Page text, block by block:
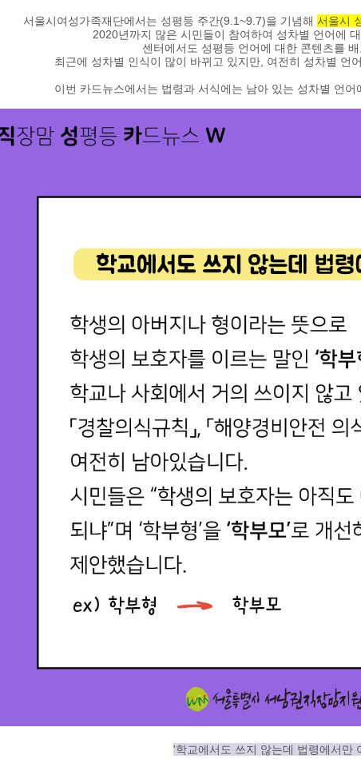
서울시여성가족재단에서는 성평등 주간(9.1~9.7)을 기념해 서울시
2020년까지 많은 시민들이 참여하여 성차별 언어에
센터에서도 성평등 언어에 대한 콘텐츠를 배
최근에 성차별 인식이 많이 바뀌고 있지만, 여전히 성차별 언
이번 카드뉴스에서는 법령과 서식에는 남아 있는 성차별 언어
'학교에서도 쓰지 않는데 법령에서만